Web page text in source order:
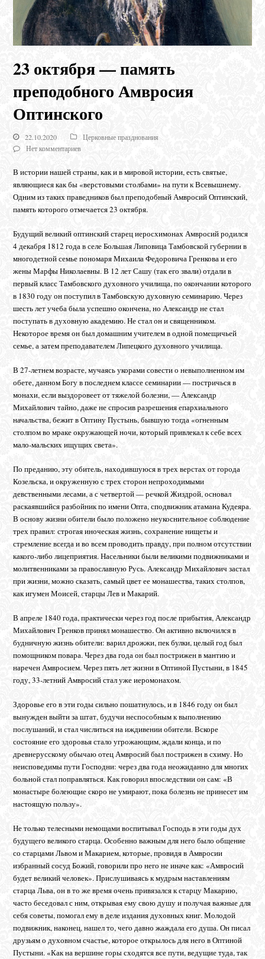
23 октября — память
преподобного Амвросия
Оптинского
22.10.2020
Церковные празднования
Нет комментариев
В истории нашей страны, как и в мировой истории, есть святые,
являющиеся как бы «верстовыми столбами» на пути к Всевышнему.
Одним из таких праведников был преподобный Амвросий Оптинский,
память которого отмечается 23 октября.
Будущий великий оптинский старец иеросхимонах Амвросий родился
4 декабря 1812 года в селе Большая Липовица Тамбовской губернии в
многодетной семье пономаря Михаила Федоровича Гренкова и его
жены Марфы Николаевны. В 12 лет Сашу (так его звали) отдали в
первый класс Тамбовского духовного училища, по окончании которого
в 1830 году он поступил в Тамбовскую духовную семинарию. Через
шесть лет учеба была успешно окончена, но Александр не стал
поступать в духовную академию. Не стал он и священником.
Некоторое время он был домашним учителем в одной помещичьей
семье, а затем преподавателем Липецкого духовного училища.
В 27-летнем возрасте, мучаясь укорами совести о невыполненном им
обете, данном Богу в последнем классе семинарии — постричься в
монахи, если выздоровеет от тяжелой болезни, — Александр
Михайлович тайно, даже не спросив разрешения епархиального
начальства, бежит в Оптину Пустынь, бывшую тогда «огненным
столпом во мраке окружающей ночи, который привлекал к себе всех
мало-мальских ищущих света».
По преданию, эту обитель, находившуюся в трех верстах от города
Козельска, и окруженную с трех сторон непроходимыми
девственными лесами, а с четвертой — речкой Жиздрой, основал
раскаявшийся разбойник по имени Опта, сподвижник атамана Кудеяра.
В основу жизни обители было положено неукоснительное соблюдение
трех правил: строгая иноческая жизнь, сохранение нищеты и
стремление всегда и во всем проводить правду, при полном отсутствии
какого-либо лицеприятия. Насельники были великими подвижниками и
молитвенниками за православную Русь. Александр Михайлович застал
при жизни, можно сказать, самый цвет ее монашества, таких столпов,
как игумен Моисей, старцы Лев и Макарий.
В апреле 1840 года, практически через год после прибытия, Александр
Михайлович Гренков принял монашество. Он активно включился в
будничную жизнь обители: варил дрожжи, пек булки, целый год был
помощником повара. Через два года он был пострижен в мантию и
наречен Амвросием. Через пять лет жизни в Оптиной Пустыни, в 1845
году, 33-летний Амвросий стал уже иеромонахом.
Здоровье его в эти годы сильно пошатнулось, и в 1846 году он был
вынужден выйти за штат, будучи неспособным к выполнению
послушаний, и стал числиться на иждивении обители. Вскоре
состояние его здоровья стало угрожающим, ждали конца, и по
древнерусскому обычаю отец Амвросий был пострижен в схиму. Но
неисповедимы пути Господни: через два года неожиданно для многих
больной стал поправляться. Как говорил впоследствии он сам: «В
монастыре болеющие скоро не умирают, пока болезнь не принесет им
настоящую пользу».
Не только телесными немощами воспитывал Господь в эти годы дух
будущего великого старца. Особенно важным для него было общение
со старцами Львом и Макарием, которые, провидя в Амвросии
избранный сосуд Божий, говорили про него не иначе как: «Амвросий
будет великий человек». Прислушиваясь к мудрым наставлениям
старца Льва, он в то же время очень привязался к старцу Макарию,
часто беседовал с ним, открывая ему свою душу и получая важные для
себя советы, помогал ему в деле издания духовных книг. Молодой
подвижник, наконец, нашел то, чего давно жаждала его душа. Он писал
друзьям о духовном счастье, которое открылось для него в Оптиной
Пустыни. «Как на вершине горы сходятся все пути, ведущие туда, так